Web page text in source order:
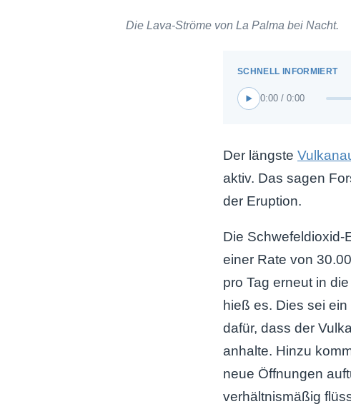
Die Lava-Ströme von La Palma bei Nacht.
0:00 / 0:00
Der längste
aktiv. Das sagen
der Eruption.
Die Schwefeldioxid-
einer Rate von
pro Tag erneut in
hieß es. Dies sei
dafür, dass der
anhalte. Hinzu
neue Öffnungen
verhältnismäßig